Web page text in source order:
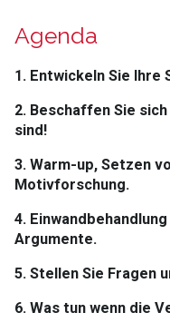
Agenda
1. Entwickeln Sie
2. Beschaffen Sie
sind!
3. Warm-up, Setzen
Motivforschung.
4.
Argumente.
5. Stellen Sie Fragen
6. Was tun wenn die